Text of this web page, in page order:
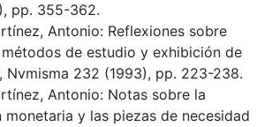
pp. 355-362.
Antonio: Reflexiones sobre
de estudio y exhibición de
Nvmisma 232 (1993), pp. 223-238.
Antonio: Notas sobre la
monetaria y las piezas de necesidad